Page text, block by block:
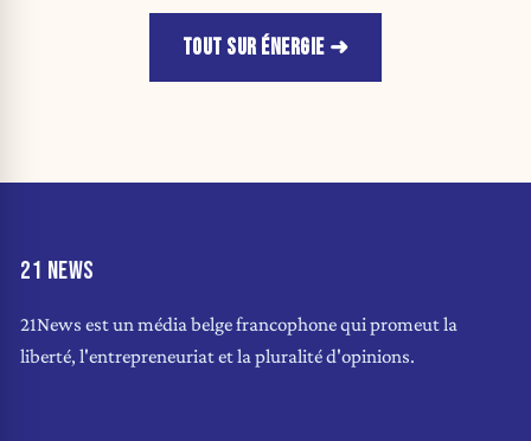
TOUT SUR ÉNERGIE
21 NEWS
21News est un média belge francophone qui promeut la
liberté, l'entrepreneuriat et la pluralité d'opinions.